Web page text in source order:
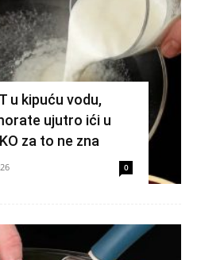
u kipuću vodu,
ujutro ići u
za to ne zna
0